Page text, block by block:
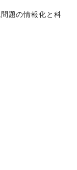
題の情報化と科